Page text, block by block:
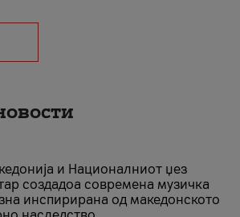
и Националниот џез
создадоа современа музичка
инспирирана од македонското